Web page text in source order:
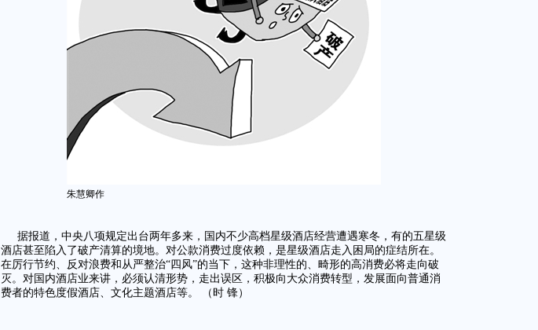
朱慧卿作
据报道，中央八项规定出台两年多来，国内不少高档星级酒店经营遭遇寒冬，有的五星级
酒店甚至陷入了破产清算的境地。对公款消费过度依赖，是星级酒店走入困局的症结所在。
在厉行节约、反对浪费和从严整治“四风”的当下，这种非理性的、畸形的高消费必将走向破
灭。对国内酒店业来讲，必须认清形势，走出误区，积极向大众消费转型，发展面向普通消
费者的特色度假酒店、文化主题酒店等。 （时 锋）